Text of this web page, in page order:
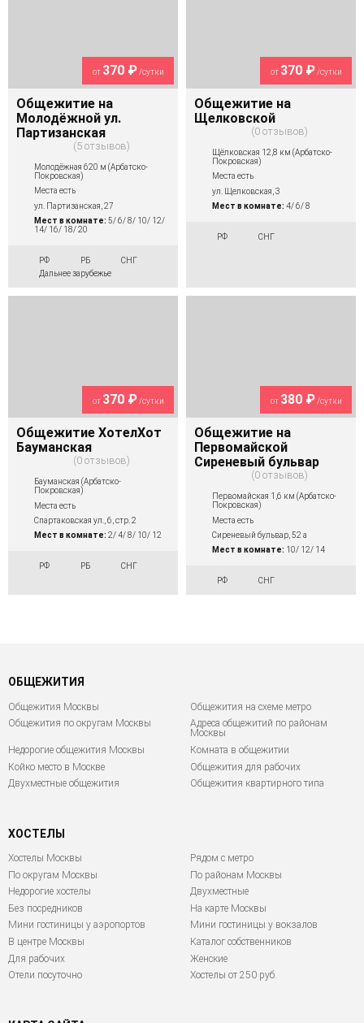
от 370 ₽/сутки
Общежитие на
Молодёжной ул.
Партизанская
5 отзывов
Молодёжная 620 м (Арбатско-
Покровская)
Места есть
ул. Партизанская, 27
Мест в комнате: 5/ 6/ 8/ 10/ 12/
14/ 16/ 18/ 20
РФ РБ
СНГ
Дальнее зарубежье
от 370 ₽/сутки
Общежитие на
Щелковской
0 отзывов
Щёлковская 12,8 км (Арбатско-
Покровская)
Места есть
ул. Щелковская, 3
Мест в комнате: 4/ 6/ 8
РФ СНГ
от 370 ₽/сутки
Общежитие ХотелХот
Бауманская
0 отзывов
Бауманская (Арбатско-
Покровская)
Места есть
Спартаковская ул., 6, стр. 2
Мест в комнате: 2/ 4/ 8/ 10/ 12
РФ РБ СНГ
от 380 ₽/сутки
Общежитие на
Первомайской
Сиреневый бульвар
0 отзывов
Первомайская 1,6 км (Арбатско-
Покровская)
Места есть
Сиреневый бульвар, 52 а
Мест в комнате: 10/ 12/ 14
РФ СНГ
ОБЩЕЖИТИЯ
Общежития Москвы
Общежития на схеме метро
Общежития по округам Москвы
Адреса общежитий по районам
Москвы
Недорогие общежития Москвы
Комната в общежитии
Койко место в Москве
Общежития для рабочих
Двухместные общежития
Общежития квартирного типа
ХОСТЕЛЫ
Хостелы Москвы
По округам Москвы
Недорогие хостелы
Без посредников
Мини гостиницы у аэропортов
В центре Москвы
Для рабочих
Отели посуточно
Рядом с метро
По районам Москвы
Двухместные
На карте Москвы
Мини гостиницы у вокзалов
Каталог собственников
Женские
Хостелы от 250 руб.